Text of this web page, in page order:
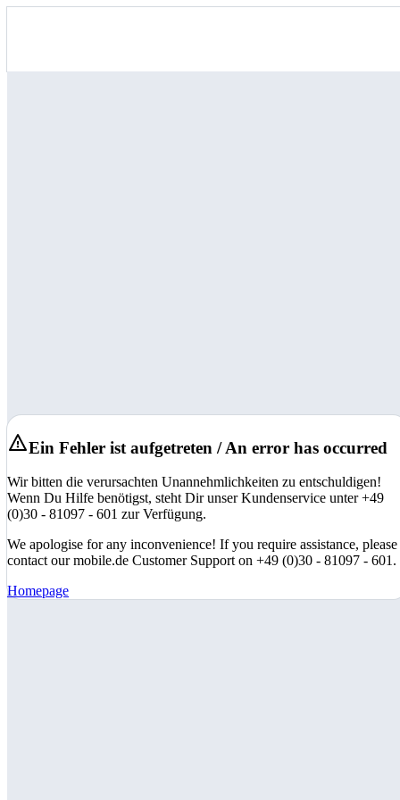
Ein Fehler ist aufgetreten / An error has occurred
Wir bitten die verursachten Unannehmlichkeiten zu entschuldigen!
Wenn Du Hilfe benötigst, steht Dir unser Kundenservice unter +49
(0)30 - 81097 - 601 zur Verfügung.
We apologise for any inconvenience! If you require assistance, please
contact our mobile.de Customer Support on +49 (0)30 - 81097 - 601.
Homepage